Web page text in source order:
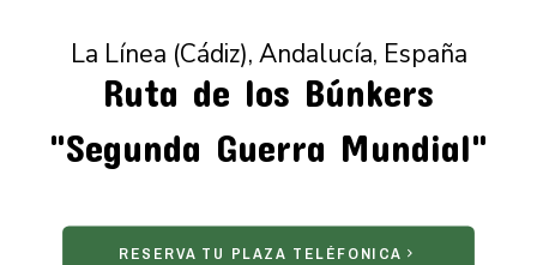
La Línea (Cádiz), Andalucía, España
Ruta de los Búnkers
"Segunda Guerra Mundial"
RESERVA TU PLAZA TELÉFONICA